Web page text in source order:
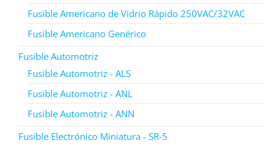
Fusible Americano de Vidrio Rápido 250VAC/32VAC
Fusible Americano Genérico
Fusible Automotriz
Fusible Automotriz - ALS
Fusible Automotriz - ANL
Fusible Automotriz - ANN
Fusible Electrónico Miniatura - SR-5